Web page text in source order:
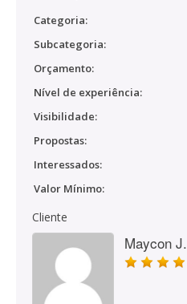
Categoria:
Subcategoria:
Orçamento:
Nível de experiência:
Visibilidade:
Propostas:
Interessados:
Valor Mínimo:
Cliente
Maycon J.